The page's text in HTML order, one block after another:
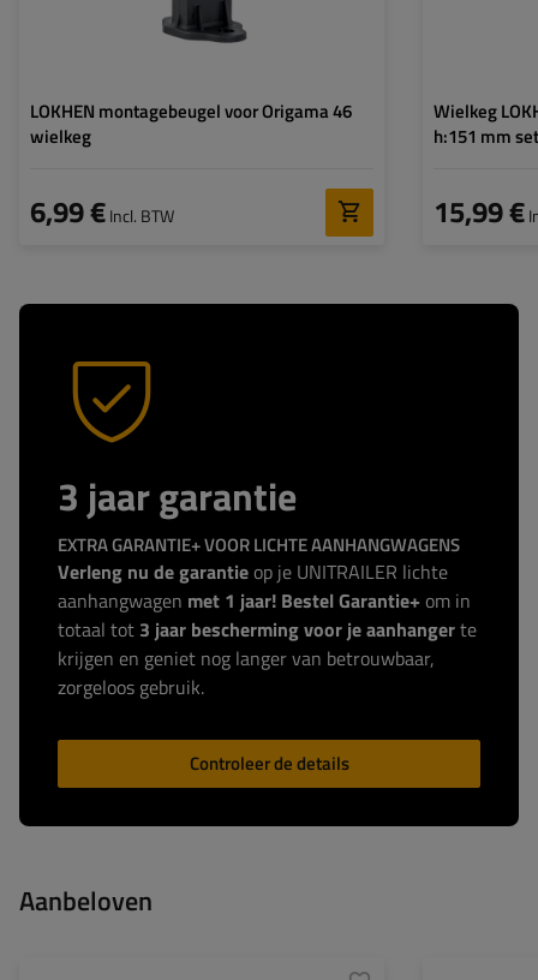
LOKHEN montagebeugel voor Origama 46
wielkeg
6,99 €Incl. BTW
Wielkeg
h:151 mm
15,99 €
3 jaar garantie
EXTRA GARANTIE+ VOOR LICHTE AANHANGWAGENS
Verleng nu de garantie op je UNITRAILER lichte
aanhangwagen met 1 jaar! Bestel Garantie+ om in
totaal tot 3 jaar bescherming voor je aanhangerte
krijgen en geniet nog langer van betrouwbaar,
zorgeloos gebruik.
Controleer de details
Aanbeloven